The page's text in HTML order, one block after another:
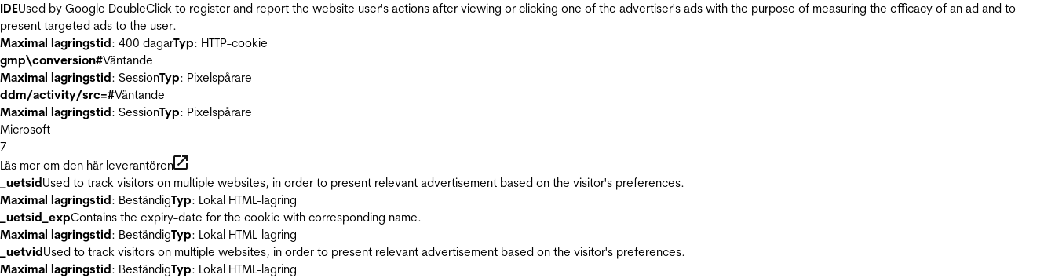
IDEUsed by Google DoubleClick to register and report the website user's actions after viewing or clicking one of the advertiser's ads with the purpose of measuring the efficacy of an ad and to
present targeted ads to the user.
Maximal lagringstid: 400 dagarTyp: HTTP-cookie
gmp\conversion#Väntande
Maximal lagringstid: SessionTyp: Pixelspårare
ddm/activity/src=#Väntande
Maximal lagringstid: SessionTyp: Pixelspårare
Microsoft
7
Läs mer om den här leverantören
_uetsidUsed to track visitors on multiple websites, in order to present relevant advertisement based on the visitor's preferences.
Maximal lagringstid: BeständigTyp: Lokal HTML-lagring
_uetsid_expContains the expiry-date for the cookie with corresponding name.
Maximal lagringstid: BeständigTyp: Lokal HTML-lagring
_uetvidUsed to track visitors on multiple websites, in order to present relevant advertisement based on the visitor's preferences.
Maximal lagringstid: BeständigTyp: Lokal HTML-lagring